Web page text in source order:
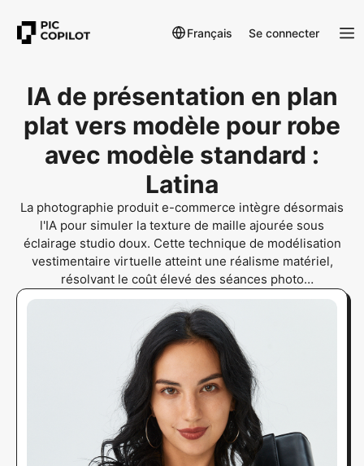
Français Se connecter
IA de présentation en plan
plat vers modèle pour robe
avec modèle standard :
Latina
La photographie produit e-commerce intègre désormais
l'IA pour simuler la texture de maille ajourée sous
éclairage studio doux. Cette technique de modélisation
vestimentaire virtuelle atteint une réalisme matériel,
résolvant le coût élevé des séances photo
professionnelles pour les détaillants en ligne. La
photographie mode IA offre des résultats authentiques.